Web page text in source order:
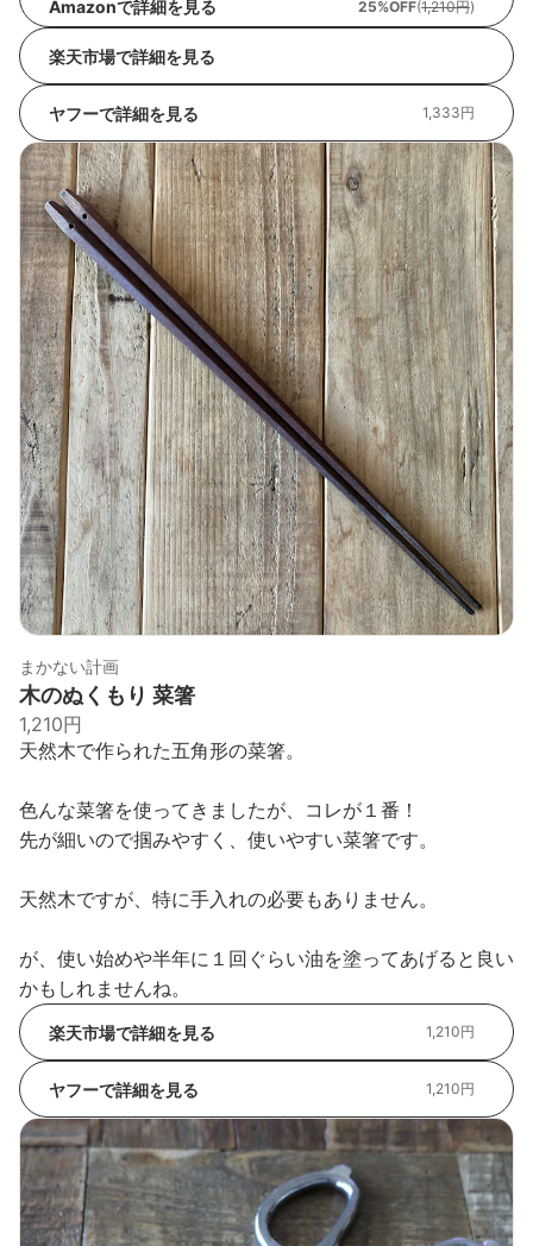
Amazonで詳細を見る 25%OFF(1,210円)
楽天市場で詳細を見る
ヤフーで詳細を見る 1,333円
まかない計画
木のぬくもり 菜箸
1,210円
天然木で作られた五角形の菜箸。
色んな菜箸を使ってきましたが、コレが１番！
先が細いので掴みやすく、使いやすい菜箸です。
天然木ですが、特に手入れの必要もありません。
が、使い始めや半年に１回ぐらい油を塗ってあげると良い
かもしれませんね。
楽天市場で詳細を見る 1,210円
ヤフーで詳細を見る 1,210円